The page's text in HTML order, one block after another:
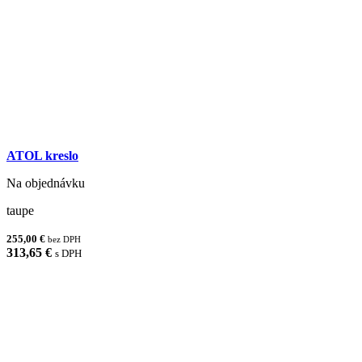
ATOL kreslo
Na objednávku
taupe
255,00 € bez DPH
313,65 € s DPH